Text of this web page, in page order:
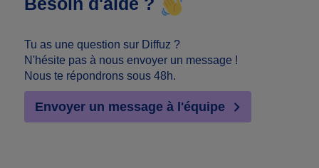
Tu as une question sur Diffuz ?
N'hésite pas à nous envoyer un message !
Nous te répondrons sous 48h.
Envoyer un message à l'équipe